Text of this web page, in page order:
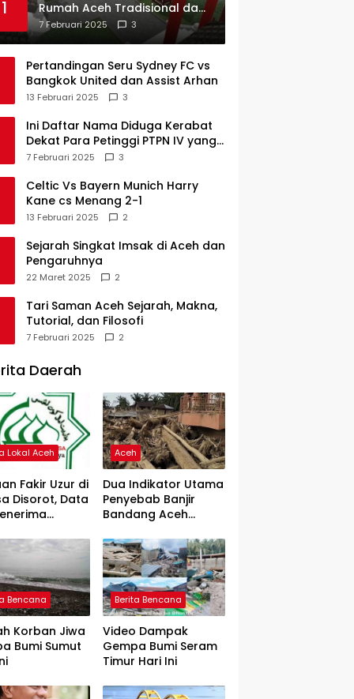
1
Rumah Aceh Tradisional dan
Sejarah Perkembangannya
7 Februari 2025 3
Pertandingan Seru Sydney FC vs
Bangkok United dan Assist Arhan
13 Februari 2025 3
Ini Daftar Nama Diduga Kerabat
Dekat Para Petinggi PTPN IV yang
Lulus PKWT
7 Februari 2025 3
Celtic Vs Bayern Munich Harry
Kane cs Menang 2-1
13 Februari 2025 2
Sejarah Singkat Imsak di Aceh dan
Pengaruhnya
22 Maret 2025 2
Tari Saman Aceh Sejarah, Makna,
Tutorial, dan Filosofi
7 Februari 2025 2
Daerah
Lokal Aceh
Fakir Uzur di
Disorot, Data
Aceh
Dua Indikator Utama
Penyebab Banjir
Bandang Aceh
Puteh Soroti
Kerusakan DAS
Bencana
Korban Jiwa
Bumi Sumut
Berita Bencana
Video Dampak
Gempa Bumi Seram
Timur Hari Ini